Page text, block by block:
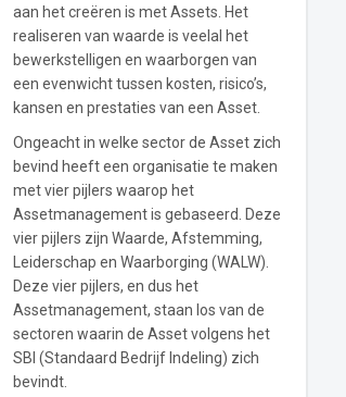
aan het creëren is met Assets. Het
realiseren van waarde is veelal het
bewerkstelligen en waarborgen van
een evenwicht tussen kosten, risico’s,
kansen en prestaties van een Asset.
Ongeacht in welke sector de Asset zich
bevind heeft een organisatie te maken
met vier pijlers waarop het
Assetmanagement is gebaseerd. Deze
vier pijlers zijn Waarde, Afstemming,
Leiderschap en Waarborging (WALW).
Deze vier pijlers, en dus het
Assetmanagement, staan los van de
sectoren waarin de Asset volgens het
SBI (Standaard Bedrijf Indeling) zich
bevindt.